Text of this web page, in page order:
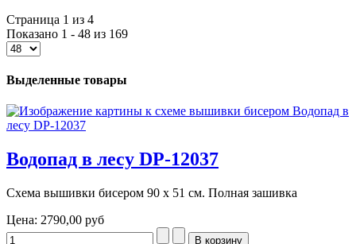
Страница 1 из 4
Показано 1 - 48 из 169
Выделенные товары
Водопад в лесу DP-12037
Схема вышивки бисером 90 х 51 см. Полная зашивка
Цена: 2790,00 руб